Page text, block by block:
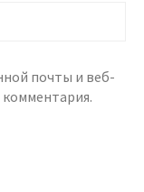
почты и веб-